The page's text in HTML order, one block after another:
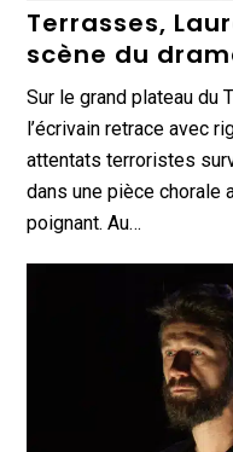
Terrasses,
scène du
Sur le grand plateau du
l’écrivain retrace avec
attentats terroristes
dans une pièce chorale
poignant. Au…